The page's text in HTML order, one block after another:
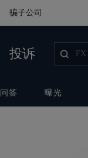
骗子公司
投诉
问答 曝光